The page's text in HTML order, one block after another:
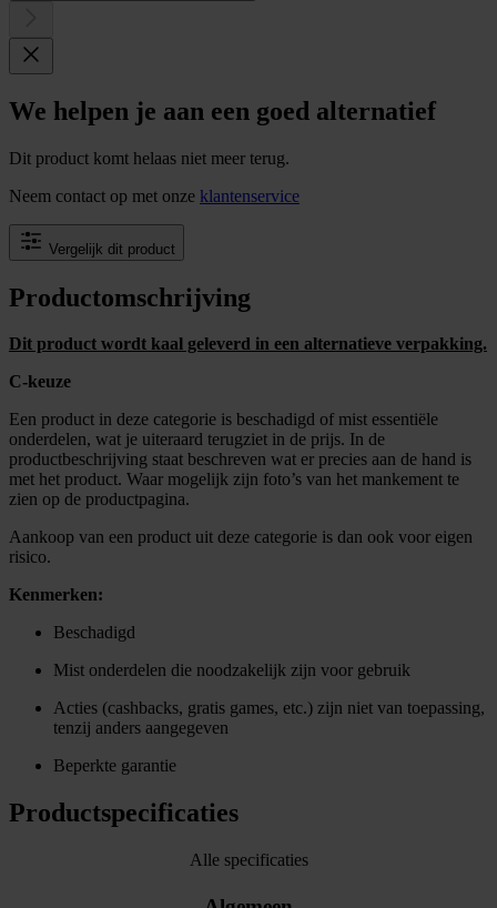
We helpen je aan een goed alternatief
Dit product komt helaas niet meer terug.
Neem contact op met onze klantenservice
Vergelijk dit product
Productomschrijving
Dit product wordt kaal geleverd in een alternatieve verpakking.
C-keuze
Een product in deze categorie is beschadigd of mist essentiële
onderdelen, wat je uiteraard terugziet in de prijs. In de
productbeschrijving staat beschreven wat er precies aan de hand is
met het product. Waar mogelijk zijn foto’s van het mankement te
zien op de productpagina.
Aankoop van een product uit deze categorie is dan ook voor eigen
risico.
Kenmerken:
Beschadigd
Mist onderdelen die noodzakelijk zijn voor gebruik
Acties (cashbacks, gratis games, etc.) zijn niet van toepassing,
tenzij anders aangegeven
Beperkte garantie
Productspecificaties
Alle specificaties